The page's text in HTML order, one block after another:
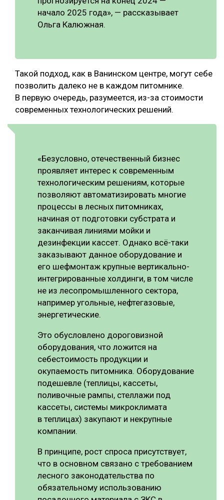
начало 2025 года», — рассказывает
Ольга Калюжная.
Такой подход, как в Ванинском центре, могут себе
позволить далеко не в каждом питомнике.
В первую очередь, разумеется, из-за стоимости
современных технологических решений.
«Безусловно, отечественный бизнес
проявляет интерес к современным
технологическим решениям, которые
позволяют автоматизировать многие
процессы в лесных питомниках,
начиная от подготовки субстрата и
заканчивая линиями мойки и
дезинфекции кассет. Однако всё-таки
заказывают данное оборудование и
его шефмонтаж крупные вертикально-
интегрированные холдинги, в том числе
не из лесопромышленного сектора,
например угольные, нефтегазовые,
энергетические.
Это обусловлено дороговизной
оборудования, что ложится на
себестоимость продукции и
окупаемость питомника. Оборудование
подешевле (теплицы, кассеты,
поливочные рампы, стеллажи под
кассеты, системы микроклимата
в теплицах) закупают и некрупные
компании.
В принципе, рост спроса присутствует,
что в основном связано с требованием
лесного законодательства по
обязательному использованию